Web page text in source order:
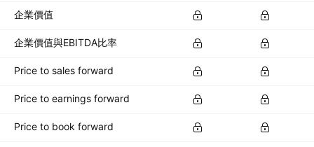
企業價值
企業價值與EBITDA比率
Price to sales forward
Price to earnings forward
Price to book forward